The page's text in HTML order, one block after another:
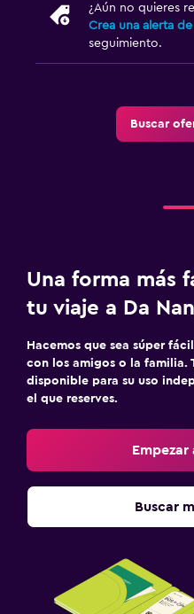
¿Aún no quieres
Crea una alerta
seguimiento.
Buscar
Una forma más
tu viaje a Da
Hacemos que sea súper
con los amigos o la familia.
disponible para su uso
el que reserves.
Empezar
Buscar